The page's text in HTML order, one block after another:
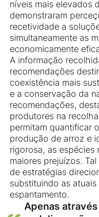
níveis mais elevados
demonstraram
recetividade a
simultaneamente as
economicamente
A informação
recomendações
coexistência mais
e a conservação da
recomendações,
produtores na
permitam quantificar
produção de arroz e
rigorosa, as espécies
maiores prejuízos.
de estratégias
substituindo as
espantamento.
Apenas